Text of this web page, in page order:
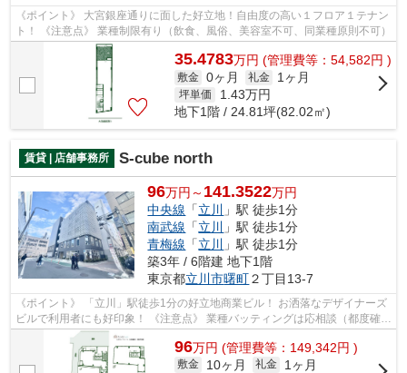
《ポイント》 大宮銀座通りに面した好立地！自由度の高い１フロア１テナン
ト！ 《注意点》 業種制限有り（飲食、風俗、美容室不可、同業種原則不可）
35.4783万円 (管理費等：54,582円 )
敷金 0ヶ月 礼金 1ヶ月
坪単価 1.43万円
地下1階 / 24.81坪(82.02㎡)
賃貸 | 店舗事務所 S-cube north
96万円～ 141.3522万円
中央線 「立川
」駅 徒歩1分
南武線 「立川
」駅 徒歩1分
青梅線 「立川
」駅 徒歩1分
築3年 / 6階建 地下1階
東京都立川市曙町２丁目13-7
《ポイント》 「立川」駅徒歩1分の好立地商業ビル！ お洒落なデザイナーズ
ビルで利用者にも好印象！ 《注意点》 業種バッティングは応相談（都度確
認）
96万円 (管理費等：149,342円 )
敷金 10ヶ月 礼金 1ヶ月